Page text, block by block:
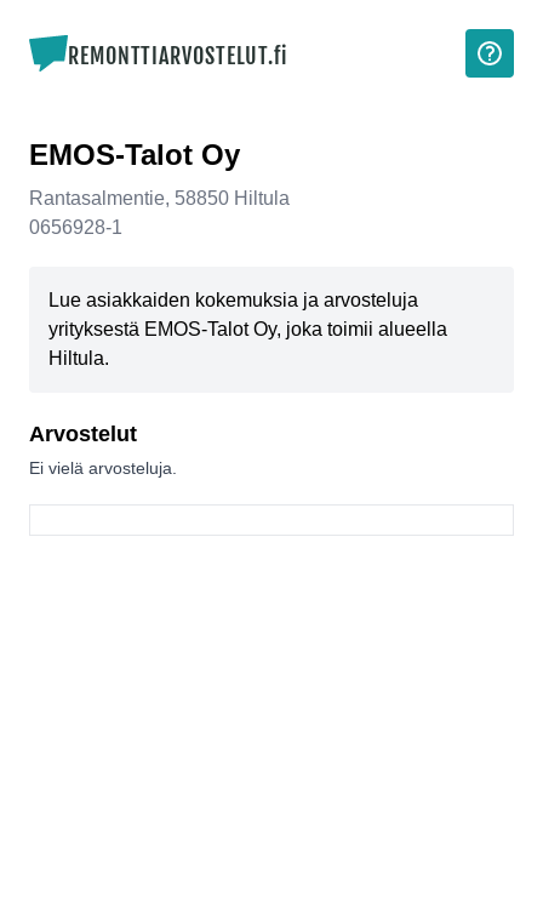
REMONTTIARVOSTELUT.fi
EMOS-Talot Oy
Rantasalmentie, 58850 Hiltula
0656928-1
Lue asiakkaiden kokemuksia ja arvosteluja
yrityksestä EMOS-Talot Oy, joka toimii alueella
Hiltula.
Arvostelut
Ei vielä arvosteluja.